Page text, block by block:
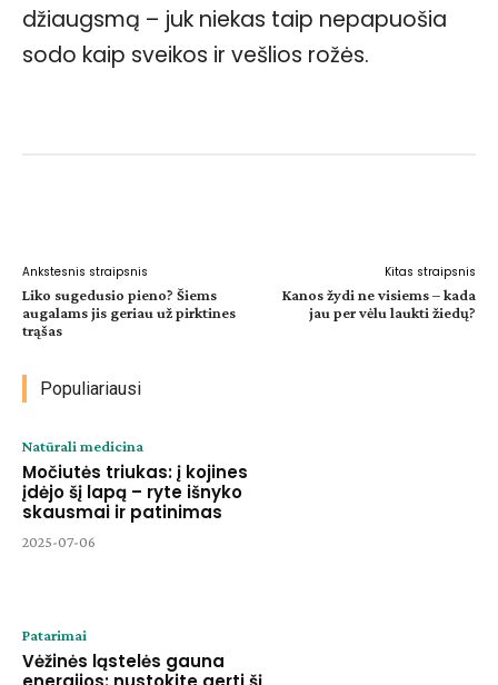
džiaugsmą – juk niekas taip nepapuošia
sodo kaip sveikos ir vešlios rožės.
Ankstesnis straipsnis
Liko sugedusio pieno? Šiems
augalams jis geriau už pirktines
trąšas
Kitas straipsnis
Kanos žydi ne visiems – kada
jau per vėlu laukti žiedų?
Populiariausi
Natūrali medicina
Močiutės triukas: į kojines
įdėjo šį lapą – ryte išnyko
skausmai ir patinimas
2025-07-06
Patarimai
Vėžinės ląstelės gauna